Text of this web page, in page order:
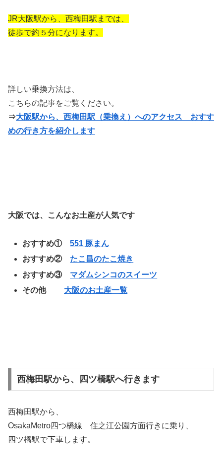
JR大阪駅から、西梅田駅までは、
徒歩で約５分になります。
詳しい乗換方法は、
こちらの記事をご覧ください。
⇒大阪駅から、西梅田駅（乗換え）へのアクセス おすす
めの行き方を紹介します
大阪では、こんなお土産が人気です
おすすめ①551 豚まん
おすすめ② たこ昌のたこ焼き
おすすめ③ マダムシンコのスイーツ
その他 大阪のお土産一覧
西梅田駅から、四ツ橋駅へ行きます
西梅田駅から、
OsakaMetro四つ橋線 住之江公園方面行きに乗り、
四ツ橋駅で下車します。